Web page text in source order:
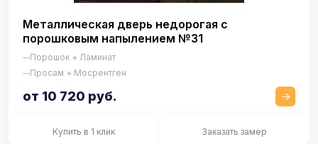
Металлическая дверь недорогая с
порошковым напылением №31
Порошок + Ламинат
Просам + Мосрентген
от 10 720 руб.
Купить в 1 клик Заказать замер